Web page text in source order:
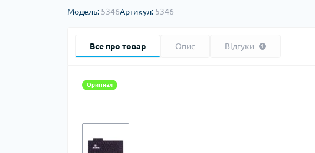
Модель: 5346Артикул: 5346
Все про товар Опис Відгуки 1
Оригінал